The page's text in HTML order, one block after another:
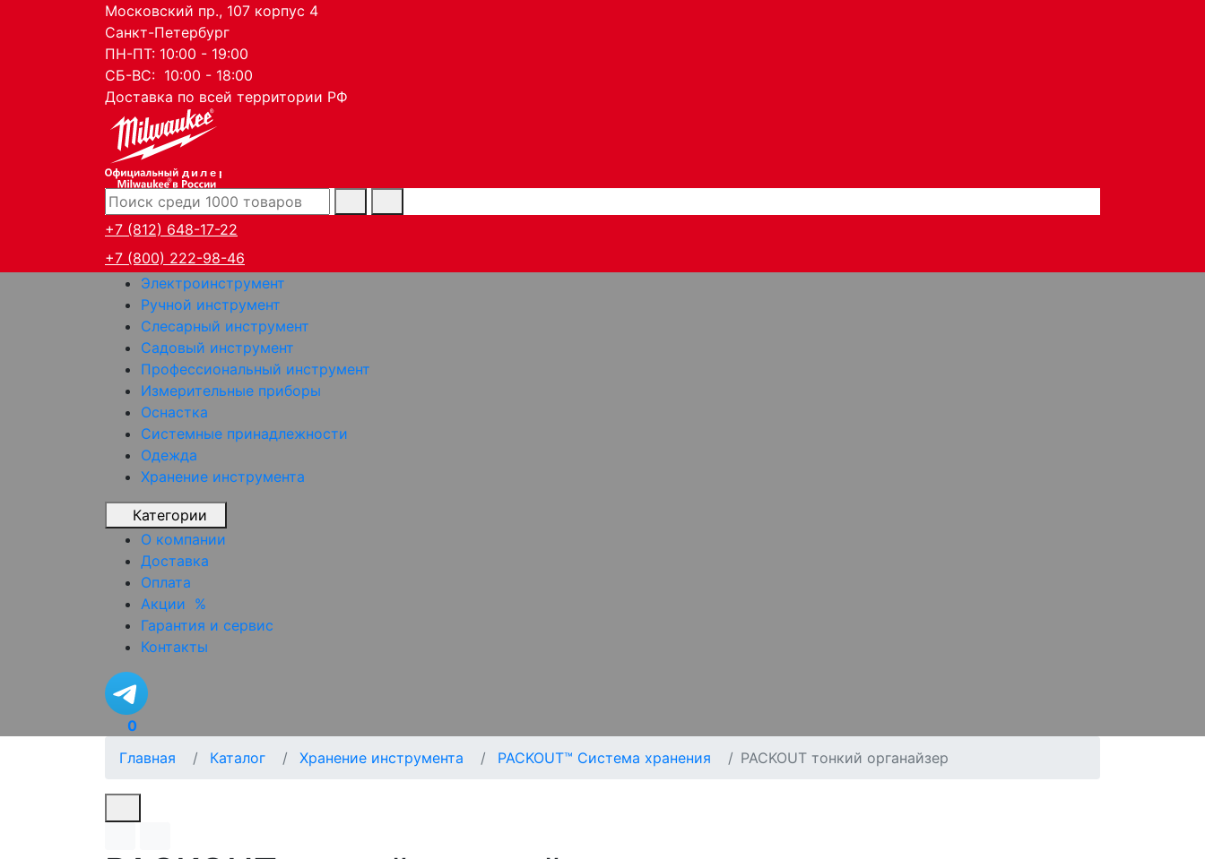
Московский пр., 107 корпус 4
Санкт-Петербург
ПН-ПТ: 10:00 - 19:00
СБ-ВС: 10:00 - 18:00
Доставка по всей территории РФ
дилер
+7 (812) 648-17-22
+7 (800) 222-98-46
Электроинструмент
Ручной инструмент
Слесарный инструмент
Садовый инструмент
Профессиональный инструмент
Измерительные приборы
Оснастка
Системные принадлежности
Одежда
Хранение инструмента
Категории
О компании
Доставка
Оплата
Акции %
Гарантия и сервис
Контакты
0
Главная
Каталог Хранение инструмента PACKOUT™ Система хранения PACKOUT тонкий органайзер